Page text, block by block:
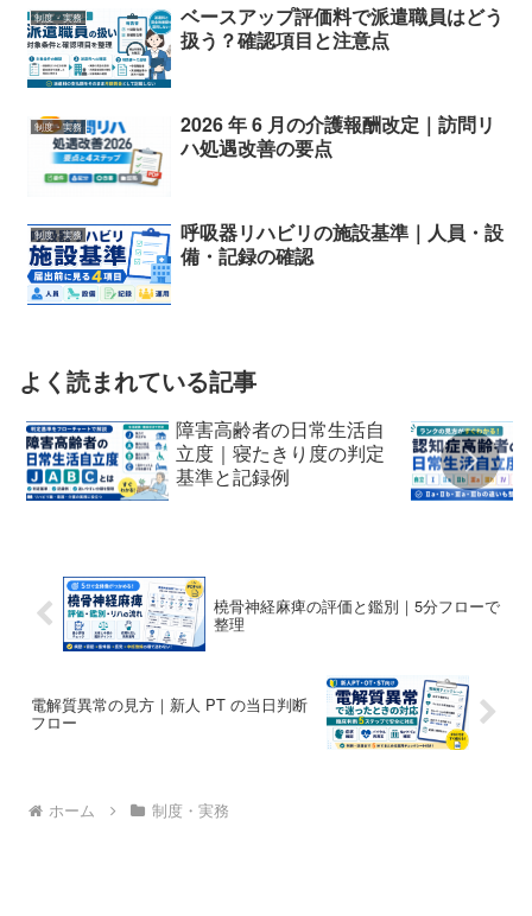
制度・実務
ベースアップ評価料で派遣職員はどう
扱う？確認項目と注意点
制度・実務
2026 年 6 月の介護報酬改定｜訪問リ
ハ処遇改善の要点
制度・実務
呼吸器リハビリの施設基準｜人員・設
備・記録の確認
よく読まれている記事
障害高齢者の日常生活自
立度｜寝たきり度の判定
基準と記録例
橈骨神経麻痺の評価と鑑別｜5分フローで
整理
電解質異常の見方｜新人 PT の当日判断
フロー
ホーム 制度・実務